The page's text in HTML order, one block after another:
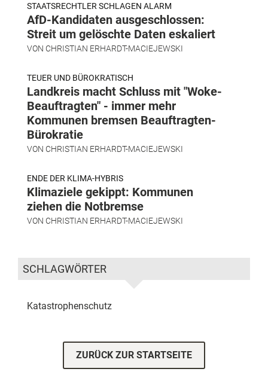
STAATSRECHTLER SCHLAGEN ALARM
AfD-Kandidaten ausgeschlossen:
Streit um gelöschte Daten eskaliert
VON CHRISTIAN ERHARDT-MACIEJEWSKI
TEUER UND BÜROKRATISCH
Landkreis macht Schluss mit "Woke-
Beauftragten" - immer mehr
Kommunen bremsen Beauftragten-
Bürokratie
VON CHRISTIAN ERHARDT-MACIEJEWSKI
ENDE DER KLIMA-HYBRIS
Klimaziele gekippt: Kommunen
ziehen die Notbremse
VON CHRISTIAN ERHARDT-MACIEJEWSKI
SCHLAGWÖRTER
Katastrophenschutz
ZURÜCK ZUR STARTSEITE